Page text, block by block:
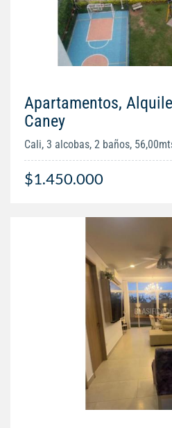
Apartamentos,
Caney
Cali, 3 alcobas, 2 baños,
$1.450.000